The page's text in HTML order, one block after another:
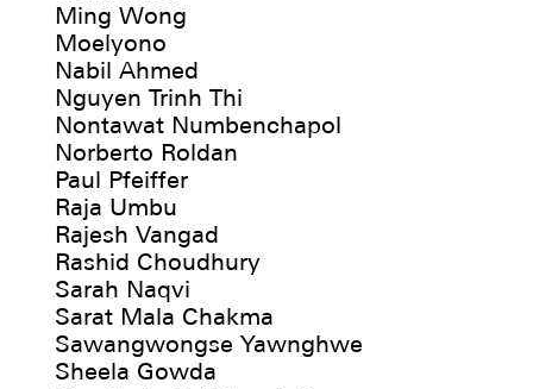
Ming Wong
Moelyono
Nabil Ahmed
Nguyen Trinh Thi
Nontawat Numbenchapol
Norberto Roldan
Paul Pfeiffer
Raja Umbu
Rajesh Vangad
Rashid Choudhury
Sarah Naqvi
Sarat Mala Chakma
Sawangwongse Yawnghwe
Sheela Gowda